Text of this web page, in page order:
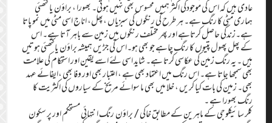
عادی ہیں کہ اس کی موجودگی اکثر ہمیں محسوس بھی نہیں ہوتی۔ بھورا ، براؤن یا کتھئی
ہماری مٹی کا رنگ ہے۔ ہر طرح کی رنگوں کی سبزیاں ،پھل، اناج اسی مٹی میں نمو پاتا
ہے۔زندگی حاصل کرتاہے اور پھر مختلف رنگوں میں زمین سے باہر آتا ہے۔ اس
کے پھل پھول پتیوں کا رنگ چاہے جو بھی ہو۔اس کی جڑیں ہمیشہ براؤن یاکتھئی ہوتیں
ہیں ۔ یہ رنگ زمین کی عکاسی کرتا ہے۔ شاید اسی لئے اسے یقین اور استحکام کی علامت
بھی سمجھا جاتا ہے۔ اس رنگ میں اعتماد بھی ہے ، اعتبار بھی اور وفا بھی ،ایفائے عہد
بھی۔ زمین کی بات کیا کریں ، خلا میں بھی ما سوائے مریخ کے سیاروں کی اکثریت کا
رنگ بھورا ہے ۔
کلر سائیکلوجی کے ماہرین کے مطابق خاکی/ براؤن رنگ انتہائی مستحکم اور پر سکون